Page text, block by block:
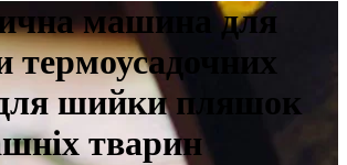
машина для
термоусадочних
шийки пляшок
тварин